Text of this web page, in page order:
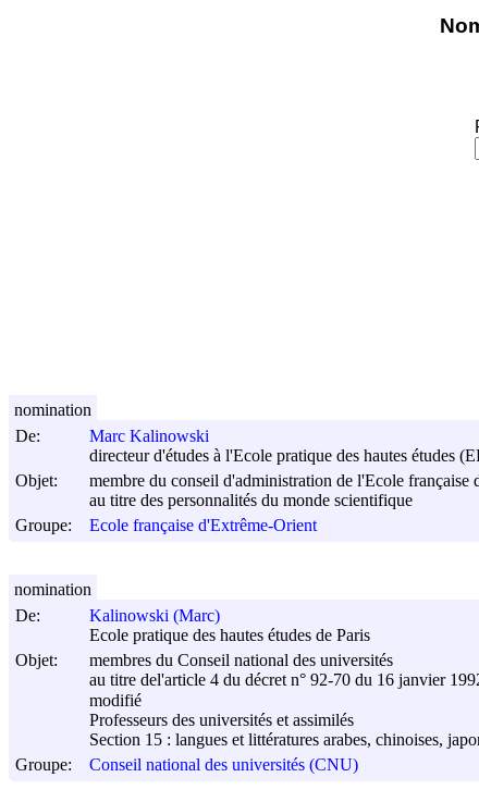
De:
Marc Kalinowski
directeur d'études à l'Ecole pratique des hautes études
Objet:
membre du conseil d'administration de l'Ecole française
au titre des personnalités du monde scientifique
Groupe:
Ecole française d'Extrême-Orient
nomination
De:
Kalinowski (Marc)
Ecole pratique des hautes études de Paris
Objet:
membres du Conseil national des universités
au titre del'article 4 du décret n° 92-70 du 16 janvier
modifié
Professeurs des universités et assimilés
Section 15 : langues et littératures arabes, chinoises,
Groupe:
Conseil national des universités (CNU)
nomination